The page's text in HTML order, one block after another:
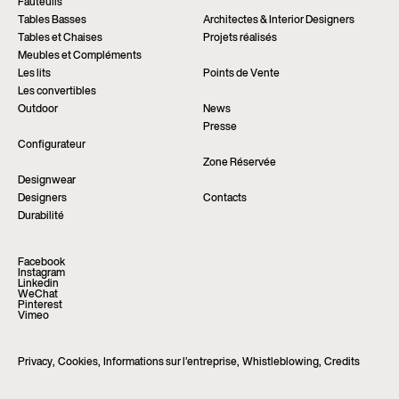
Fauteuils
Tables Basses
Architectes & Interior Designers
Tables et Chaises
Projets réalisés
Meubles et Compléments
Les lits
Points de Vente
Les convertibles
Outdoor
News
Presse
Configurateur
Zone Réservée
Designwear
Designers
Contacts
Durabilité
Facebook
Instagram
Linkedin
WeChat
Pinterest
Vimeo
Privacy, Cookies, Informations sur l’entreprise, Whistleblowing, Credits